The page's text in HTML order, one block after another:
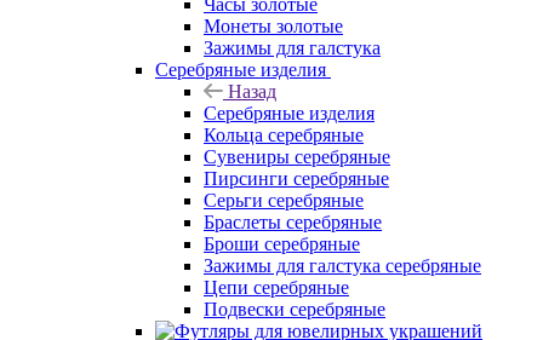
Часы золотые
Монеты золотые
Зажимы для галстука
Серебряные изделия
Назад
Серебряные изделия
Кольца серебряные
Сувениры серебряные
Пирсинги серебряные
Серьги серебряные
Браслеты серебряные
Броши серебряные
Зажимы для галстука серебряные
Цепи серебряные
Подвески серебряные